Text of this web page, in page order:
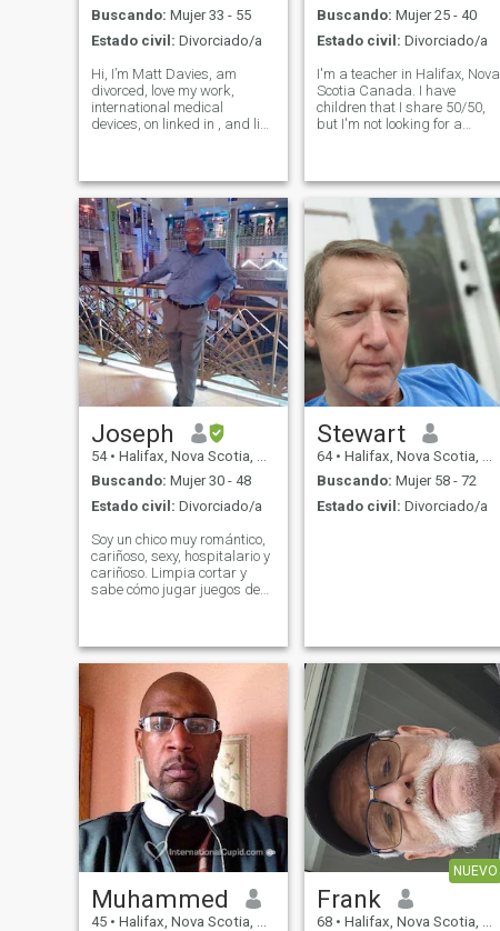
Buscando: Mujer 33 - 55
Estado civil: Divorciado/a
Hi, I’m Matt Davies, am
divorced, love my work,
international medical
devices, on linked in , and like
and helping others. Love
animals, nature. Romantic,
and very passio
Buscando: Mujer 25 - 40
Estado civil: Divorciado/a
I'm a teacher in Halifax, Nova
Scotia Canada. I have
children that I share 50/50,
but I'm not looking for a
own repairs and love movies
of all types. Nova Scot
Joseph
54 • Halifax, Nova Scotia, Canadá
Buscando: Mujer 30 - 48
Estado civil: Divorciado/a
Soy un chico muy romántico,
cariñoso, sexy, hospitalario y
cariñoso. Limpia cortar y
sabe cómo jugar juegos de
Stewart
64 • Halifax, Nova Scotia, Canadá
Buscando: Mujer 58 - 72
Estado civil: Divorciado/a
Muhammed
45 • Halifax, Nova Scotia, Canadá
NUEVO
Frank
68 • Halifax, Nova Scotia, Canadá